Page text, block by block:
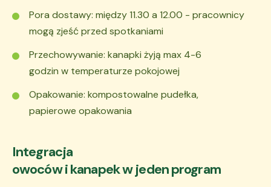
Pora dostawy: między 11.30 a 12.00 - pracownicy
mogą zjeść przed spotkaniami
Przechowywanie: kanapki żyją max 4-6
godzin w temperaturze pokojowej
Opakowanie: kompostowalne pudełka,
papierowe opakowania
Integracja
owoców i kanapek w jeden program